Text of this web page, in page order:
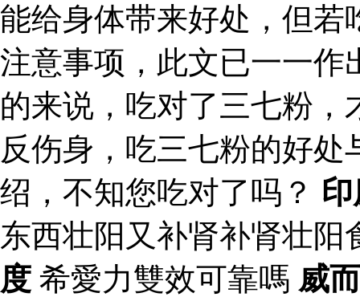
能给身体带来好处，但若
注意事项，此文已一一作
的来说，吃对了三七粉
反伤身，吃三七粉的好
绍，不知您吃对了吗？
东西壮阳又补肾补肾壮
度 希愛力雙效可靠嗎 威